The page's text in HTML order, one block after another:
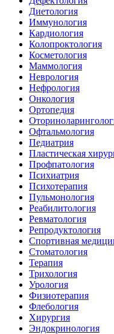
Диетология
Иммунология
Кардиология
Колопроктология
Косметология
Маммология
Неврология
Нефрология
Онкология
Ортопедия
Офтальмология
Педиатрия
Пластическая
Профпатология
Психиатрия
Психотерапия
Пульмонология
Реабилитология
Ревматология
Репродуктология
Спортивная
Стоматология
Терапия
Трихология
Урология
Физиотерапия
Флебология
Хирургия
Эндокринология